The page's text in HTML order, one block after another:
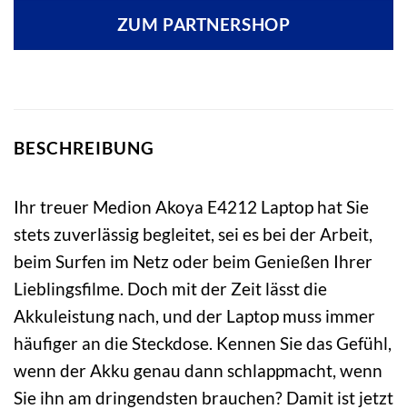
ZUM PARTNERSHOP
BESCHREIBUNG
Ihr treuer Medion Akoya E4212 Laptop hat Sie
stets zuverlässig begleitet, sei es bei der Arbeit,
beim Surfen im Netz oder beim Genießen Ihrer
Lieblingsfilme. Doch mit der Zeit lässt die
Akkuleistung nach, und der Laptop muss immer
häufiger an die Steckdose. Kennen Sie das Gefühl,
wenn der Akku genau dann schlappmacht, wenn
Sie ihn am dringendsten brauchen? Damit ist jetzt